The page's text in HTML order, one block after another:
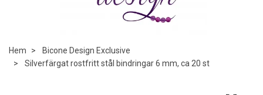
Hem
Bicone Design Exclusive
Silverfärgat rostfritt stål bindringar 6 mm, ca 20 st